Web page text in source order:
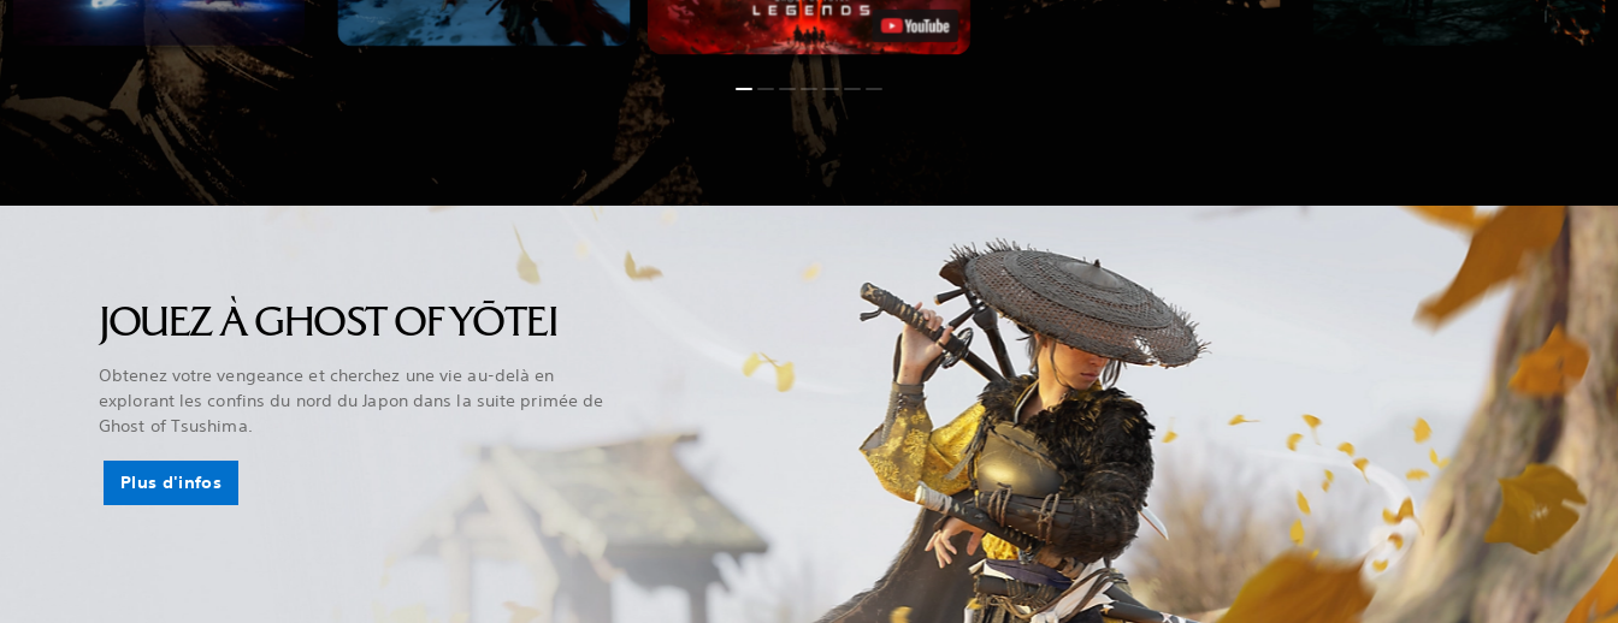
JOUEZ À GHOST OF YŌTEI
Obtenez votre vengeance et cherchez une vie au-delà en
explorant les confins du nord du Japon dans la suite primée de
Ghost of Tsushima.
Plus d'infos